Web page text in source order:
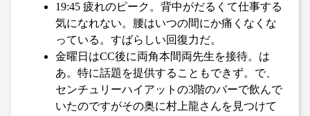
19:45 疲れのピーク。背中がだるくて仕事する
気になれない。腰はいつの間にか痛くなくな
っている。すばらしい回復力だ。
金曜日はCC後に両角本間両先生を接待。は
あ。特に話題を提供することもできず。で、
センチュリーハイアットの3階のバーで飲んで
いたのですがその奥に村上龍さんを見つけて